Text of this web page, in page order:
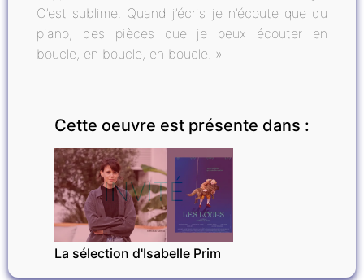
C’est sublime. Quand j’écris je n’écoute que du
piano, des pièces que je peux écouter en
boucle, en boucle, en boucle. »
Cette oeuvre est présente dans :
INVITÉ
La sélection d'Isabelle Prim